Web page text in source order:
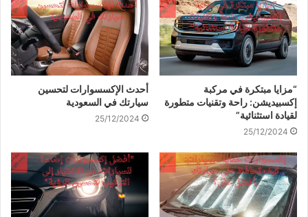
“مزايا مبتكرة في مركبة
إكسبيديشن: راحة وتقنيات متطورة
لقيادة استثنائية”
25/12/2024
أحدث الإكسسوارات لتحسين
سيارتك في السعودية
25/12/2024